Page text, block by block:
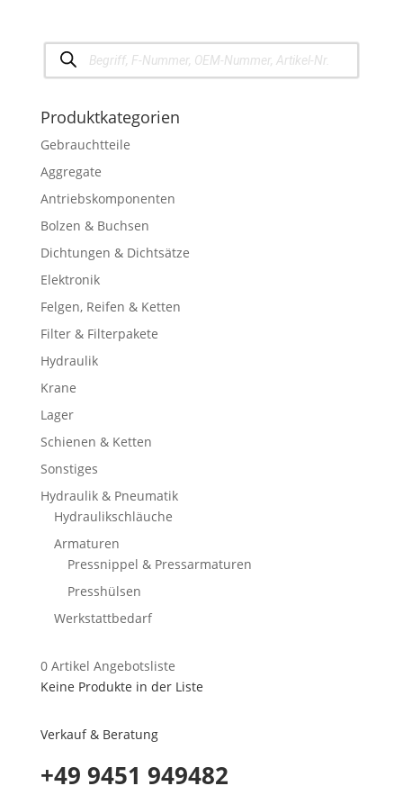
Products
search
Produktkategorien
Gebrauchtteile
Aggregate
Antriebskomponenten
Bolzen & Buchsen
Dichtungen & Dichtsätze
Elektronik
Felgen, Reifen & Ketten
Filter & Filterpakete
Hydraulik
Krane
Lager
Schienen & Ketten
Sonstiges
Hydraulik & Pneumatik
Hydraulikschläuche
Armaturen
Pressnippel & Pressarmaturen
Presshülsen
Werkstattbedarf
0Artikel Angebotsliste
Keine Produkte in der Liste
Verkauf & Beratung
+49 9451 949482